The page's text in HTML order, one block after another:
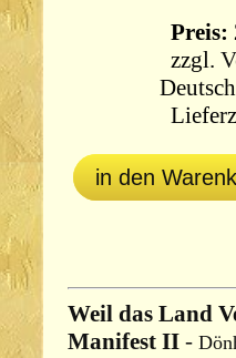
Preis:
zzgl.
in den
Weil das Land
Manifest II -